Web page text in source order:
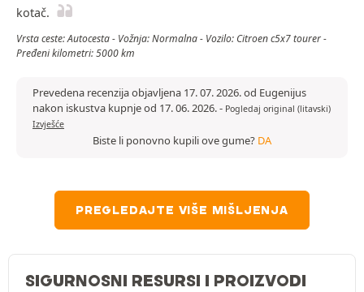
kotač.
Vrsta ceste: Autocesta - Vožnja: Normalna - Vozilo: Citroen c5x7 tourer -
Pređeni kilometri: 5000 km
Prevedena recenzija objavljena 17. 07. 2026. od Eugenijus
nakon iskustva kupnje od 17. 06. 2026.- Pogledaj original (litavski)
Izvješće
Biste li ponovno kupili ove gume? DA
PREGLEDAJTE VIŠE MIŠLJENJA
SIGURNOSNI RESURSI I PROIZVODI